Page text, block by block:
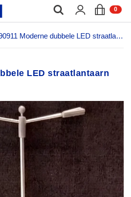
0;
Moderne dubbele LED straatlantaarn 1:100 / 1:87
LED straatlantaarn